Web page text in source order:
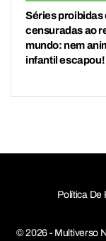
Séries proibidas
censuradas ao
mundo: nem
infantil escapou!
Política De
© 2026 - Multiverso